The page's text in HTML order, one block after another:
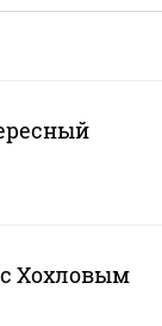
Хохловым